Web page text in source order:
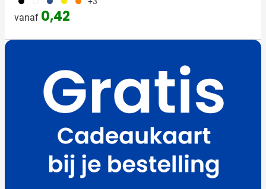
vanaf 0,42